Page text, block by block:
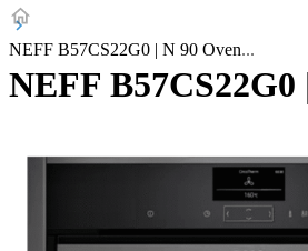
NEFF B57CS22G0 | N 90 Oven
NEFF B57CS22G0